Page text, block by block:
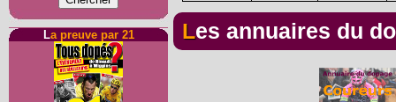
La preuve par 21 Les annuaires du